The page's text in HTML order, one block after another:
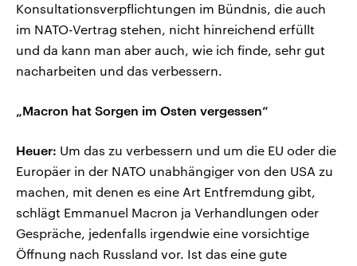
Konsultationsverpflichtungen im Bündnis, die auch
im NATO-Vertrag stehen, nicht hinreichend erfüllt
und da kann man aber auch, wie ich finde, sehr gut
nacharbeiten und das verbessern.
„Macron hat Sorgen im Osten vergessen“
Heuer: Um das zu verbessern und um die EU oder die
Europäer in der NATO unabhängiger von den USA zu
machen, mit denen es eine Art Entfremdung gibt,
schlägt Emmanuel Macron ja Verhandlungen oder
Gespräche, jedenfalls irgendwie eine vorsichtige
Öffnung nach Russland vor. Ist das eine gute